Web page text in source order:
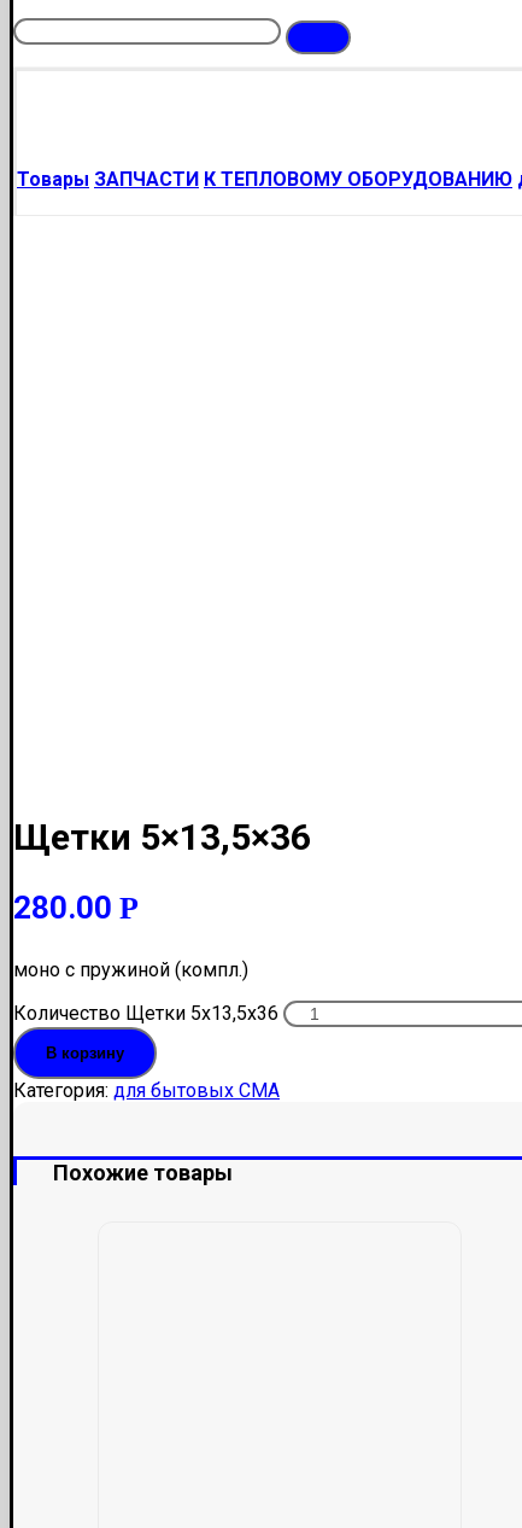
Товары ЗАПЧАСТИ К ТЕПЛОВОМУ ОБОРУДОВАНИЮ
Щетки 5×13,5×36
280.00 Р
моно c пружиной (компл.)
Количество Щетки 5x13,5x36
В корзину
Категория: для бытовых СМА
Похожие товары